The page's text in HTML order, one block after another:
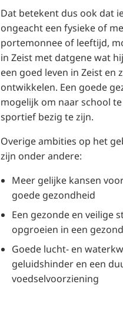
Dat betekent dus ook dat
ongeacht een fysieke of
portemonnee of leeftijd,
in Zeist met datgene wat
een goed leven in Zeist en
ontwikkelen. Een goede
mogelijk om naar school
sportief bezig te zijn.
Overige ambities op het
zijn onder andere:
Meer gelijke kansen
goede gezondheid
Een gezonde en veilige
opgroeien in een
Goede lucht- en
geluidshinder en een
voedselvoorziening